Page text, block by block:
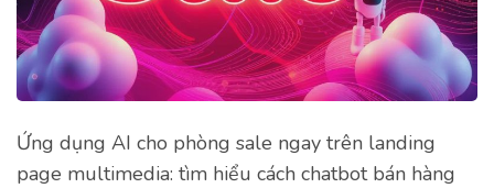
Ứng dụng AI cho phòng sale ngay trên landing
page multimedia: tìm hiểu cách chatbot bán hàng